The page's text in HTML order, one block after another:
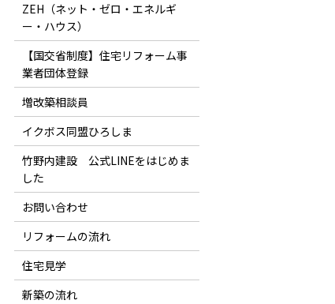
ZEH（ネット・ゼロ・エネルギ
ー・ハウス）
【国交省制度】住宅リフォーム事
業者団体登録
増改築相談員
イクボス同盟ひろしま
竹野内建設 公式LINEをはじめま
した
お問い合わせ
リフォームの流れ
住宅見学
新築の流れ